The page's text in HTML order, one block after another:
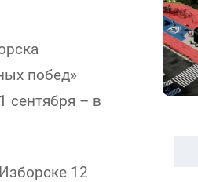
побед»
сентября – в
12